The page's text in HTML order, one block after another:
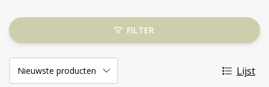
FILTER
Lijst